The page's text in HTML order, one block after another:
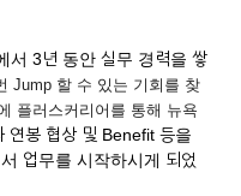
서 3년 동안 실무 경력을 쌓
Jump 할 수 있는 기회를 찾
플러스커리어를 통해 뉴욕
연봉 협상 및 Benefit 등을
업무를 시작하시게 되었